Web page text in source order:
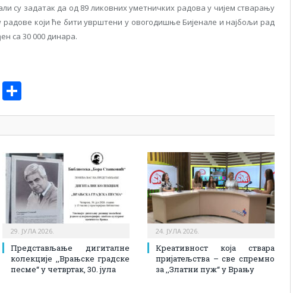
су задатак да од 89 ликовних уметничких радова у чијем стварању
радове који ће бити уврштени у овогодишње Бијенале и најбољи рад
са 30 000 динара.
Gmail
29. ЈУЛА 2026.
Представљање дигиталне
колекције ,,Врањске градске
песме“ у четвртак, 30. јула
24. ЈУЛА 2026.
Креативност која ствара
пријатељства – све спремно
за ,,Златни пуж“ у Врању